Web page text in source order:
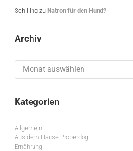
Schilling zu Natron für den Hund?
Archiv
Kategorien
Allgemein
Aus dem Hause Properdog
Ernährung